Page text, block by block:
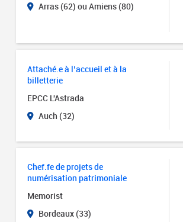
Arras (62) ou Amiens (80)
Attaché.e à l’accueil et à la
billetterie
EPCC L'Astrada
Auch (32)
Chef.fe de projets de
numérisation patrimoniale
Memorist
Bordeaux (33)